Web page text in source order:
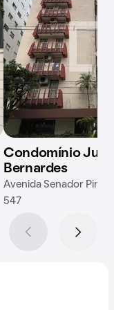
Condomínio
Bernardes
Avenida Senador
547